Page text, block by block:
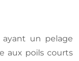
un pelage
aux poils courts